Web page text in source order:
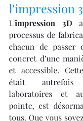
l'impression
L'impression 3D a
processus de
chacun de passer
concret d’une
et accessible.
était autrefois
laboratoires et
pointe, est
tous. Que vous